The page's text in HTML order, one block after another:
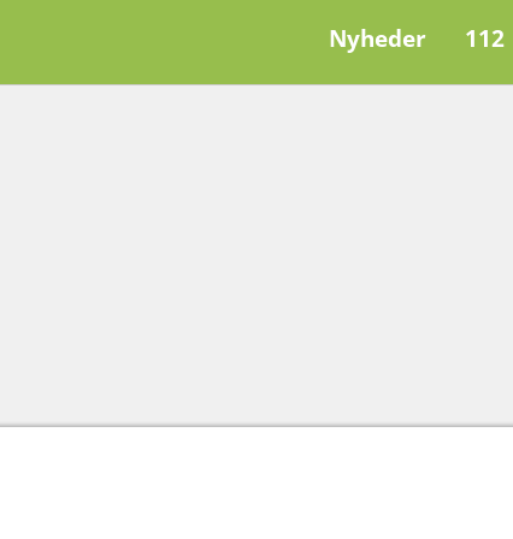
Nyheder 112